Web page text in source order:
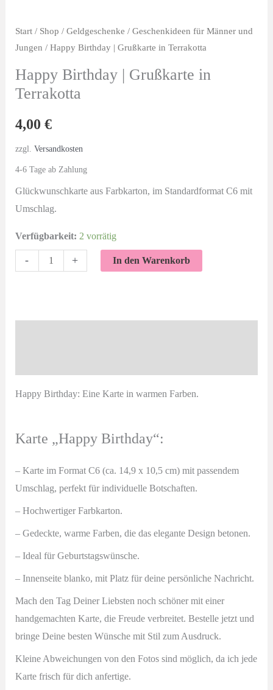
Start/ Shop / Geldgeschenke / Geschenkideen für Männer und
Jungen / Happy Birthday | Grußkarte in Terrakotta
Happy Birthday | Grußkarte in
Terrakotta
4,00 €
zzgl. Versandkosten
4-6 Tage ab Zahlung
Glückwunschkarte aus Farbkarton, im Standardformat C6 mit
Umschlag.
Verfügbarkeit: 2 vorrätig
- + In den Warenkorb
Happy Birthday: Eine Karte in warmen Farben.
Karte „Happy Birthday“:
– Karte im Format C6 (ca. 14,9 x 10,5 cm) mit passendem
Umschlag, perfekt für individuelle Botschaften.
– Hochwertiger Farbkarton.
– Gedeckte, warme Farben, die das elegante Design betonen.
– Ideal für Geburtstagswünsche.
– Innenseite blanko, mit Platz für deine persönliche Nachricht.
Mach den Tag Deiner Liebsten noch schöner mit einer
handgemachten Karte, die Freude verbreitet. Bestelle jetzt und
bringe Deine besten Wünsche mit Stil zum Ausdruck.
Kleine Abweichungen von den Fotos sind möglich, da ich jede
Karte frisch für dich anfertige.